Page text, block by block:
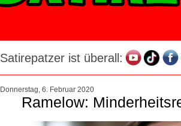
Satirepatzer ist überall:
Donnerstag, 6. Februar 2020
Ramelow: